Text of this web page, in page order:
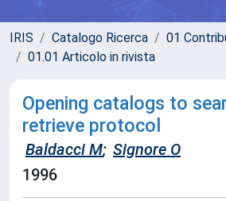
IRIS Catalogo Ricerca
01
01.01 Articolo in rivista
Opening catalogs to
retrieve protocol
Baldacci M; Signore O
1996